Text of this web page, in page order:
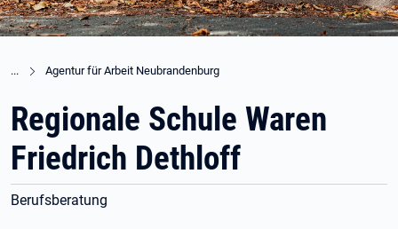
Agentur für Arbeit Neubrandenburg
Regionale Schule Waren
Friedrich Dethloff
Berufsberatung